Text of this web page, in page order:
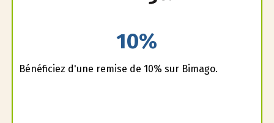
10%
Bénéficiez d'une remise de 10% sur Bimago.